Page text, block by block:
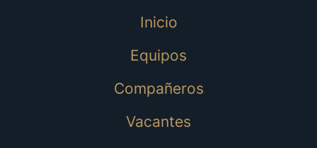
Inicio
Equipos
Compañeros
Vacantes